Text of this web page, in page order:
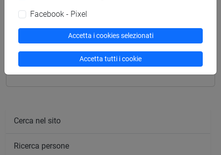
Insegnamenti mutuati
STORIA DELLO SPAZIO TEATRALE [FM0418]
Cerca nel sito
Ricerca persone
Facebook - Pixel
Accetta i cookies selezionati
Accetta tutti i cookie